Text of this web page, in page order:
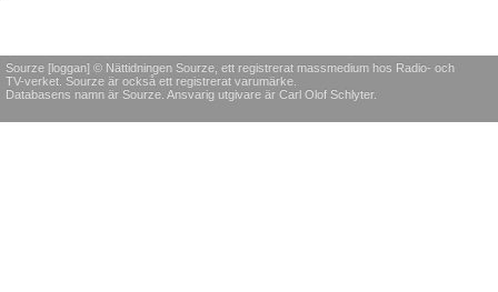
Sourze [loggan] © Nättidningen Sourze, ett registrerat massmedium hos Radio- och
TV-verket. Sourze är också ett registrerat varumärke.
Databasens namn är Sourze. Ansvarig utgivare är Carl Olof Schlyter.